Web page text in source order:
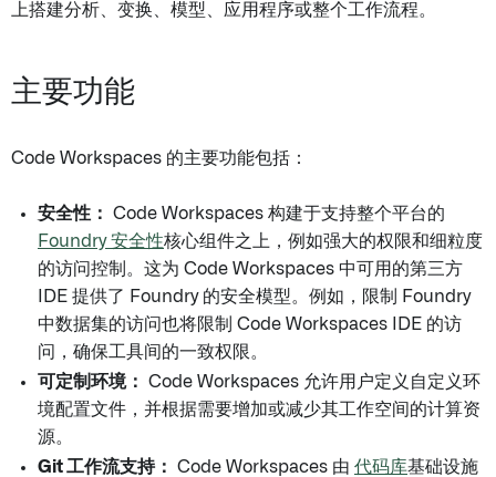
上搭建分析、变换、模型、应用程序或整个工作流程。
主要功能
Code Workspaces 的主要功能包括：
安全性：
Code Workspaces 构建于支持整个平台的
Foundry 安全性核心组件之上，例如强大的权限和细粒度
的访问控制。这为 Code Workspaces 中可用的第三方
IDE 提供了 Foundry 的安全模型。例如，限制 Foundry
中数据集的访问也将限制 Code Workspaces IDE 的访
问，确保工具间的一致权限。
可定制环境：
Code Workspaces 允许用户定义自定义环
境配置文件，并根据需要增加或减少其工作空间的计算资
源。
Git 工作流支持：
Code Workspaces 由 代码库基础设施